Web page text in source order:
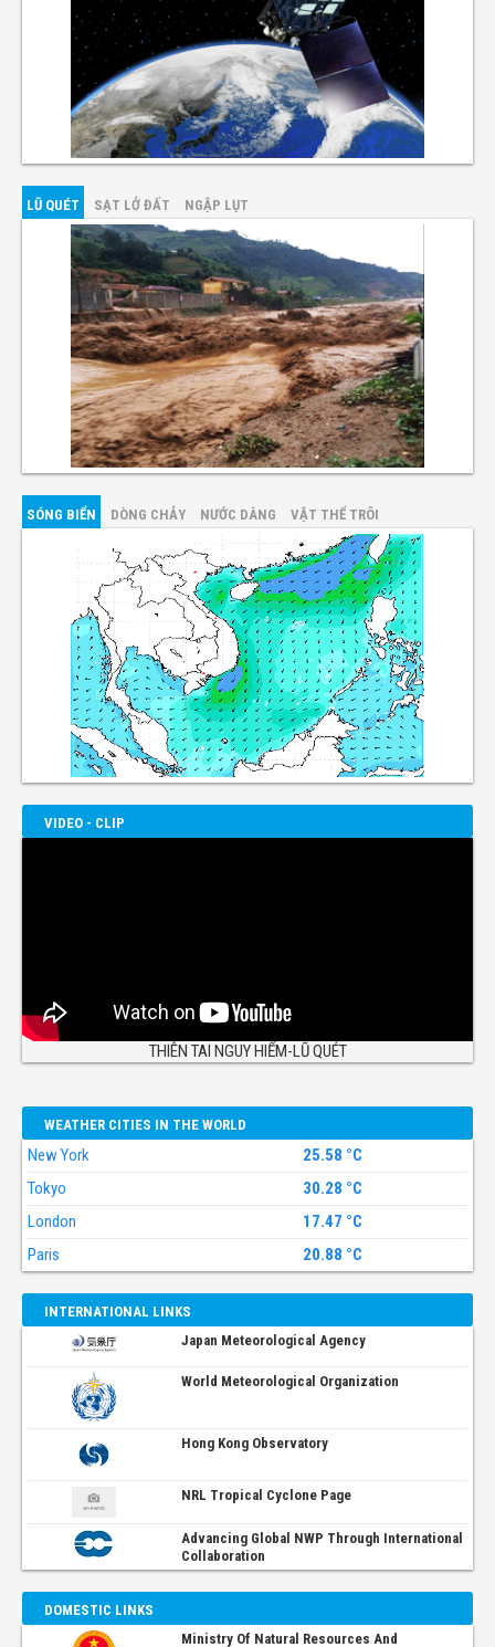
LŨ QUÉT SẠT LỞ ĐẤT NGẬP LỤT
SÓNG BIỂN DÒNG CHẢY NƯỚC DÂNG VẬT THỂ TRÔI
VIDEO - CLIP
THIÊN TAI NGUY HIỂM-LŨ QUÉT
WEATHER CITIES IN THE WORLD
New York
25.58 °C
Tokyo
30.28 °C
London
17.47 °C
Paris
20.88 °C
INTERNATIONAL LINKS
Japan Meteorological Agency
World Meteorological Organization
Hong Kong Observatory
NRL Tropical Cyclone Page
Advancing Global NWP Through International
Collaboration
DOMESTIC LINKS
Ministry Of Natural Resources And